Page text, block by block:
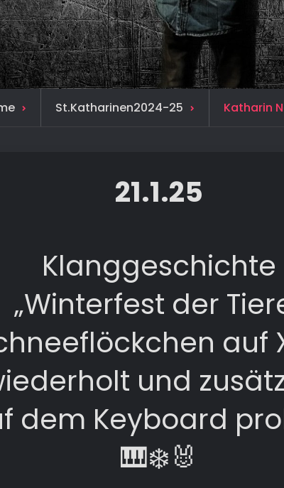
St.Katharinen2024-25 Katharin
21.1.25
Klanggeschichte
„Winterfest der
auf
und
dem Keyboard
🎹❄️🐰